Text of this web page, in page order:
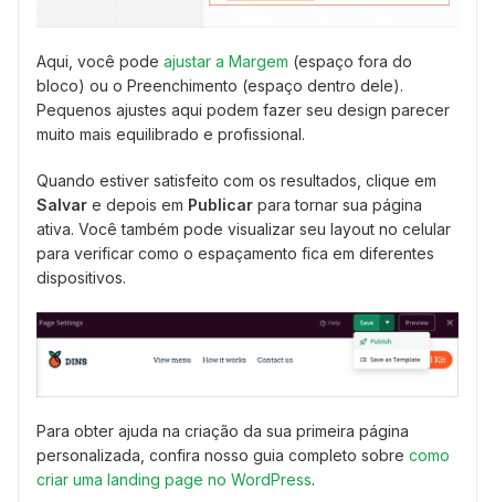
Aqui, você pode ajustar a Margem (espaço fora do
bloco) ou o Preenchimento (espaço dentro dele).
Pequenos ajustes aqui podem fazer seu design parecer
muito mais equilibrado e profissional.
Quando estiver satisfeito com os resultados, clique em
Salvar e depois em Publicar para tornar sua página
ativa. Você também pode visualizar seu layout no celular
para verificar como o espaçamento fica em diferentes
dispositivos.
Para obter ajuda na criação da sua primeira página
personalizada, confira nosso guia completo sobre como
criar uma landing page no WordPress.